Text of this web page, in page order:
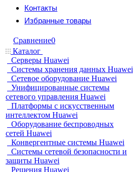
Контакты
Избранные товары
Сравнение0
Каталог
Серверы Huawei
Системы хранения данных Huawei
Сетевое оборудование Huawei
Унифицированные системы
сетевого управления Huawei
Платформы с искусственным
интеллектом Huawei
Оборудование беспроводных
сетей Huawei
Конвергентные системы Huawei
Системы сетевой безопасности и
защиты Huawei
Решения Huawei